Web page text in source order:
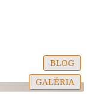
BLOG
GALÉRIA